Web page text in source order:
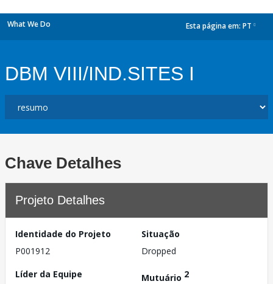
What We Do Esta página em: PT
DBM VIII/IND.SITES I
Chave Detalhes
Projeto Detalhes
Identidade do Projeto
P001912
Situação
Dropped
Líder da Equipe
Mutuário 2